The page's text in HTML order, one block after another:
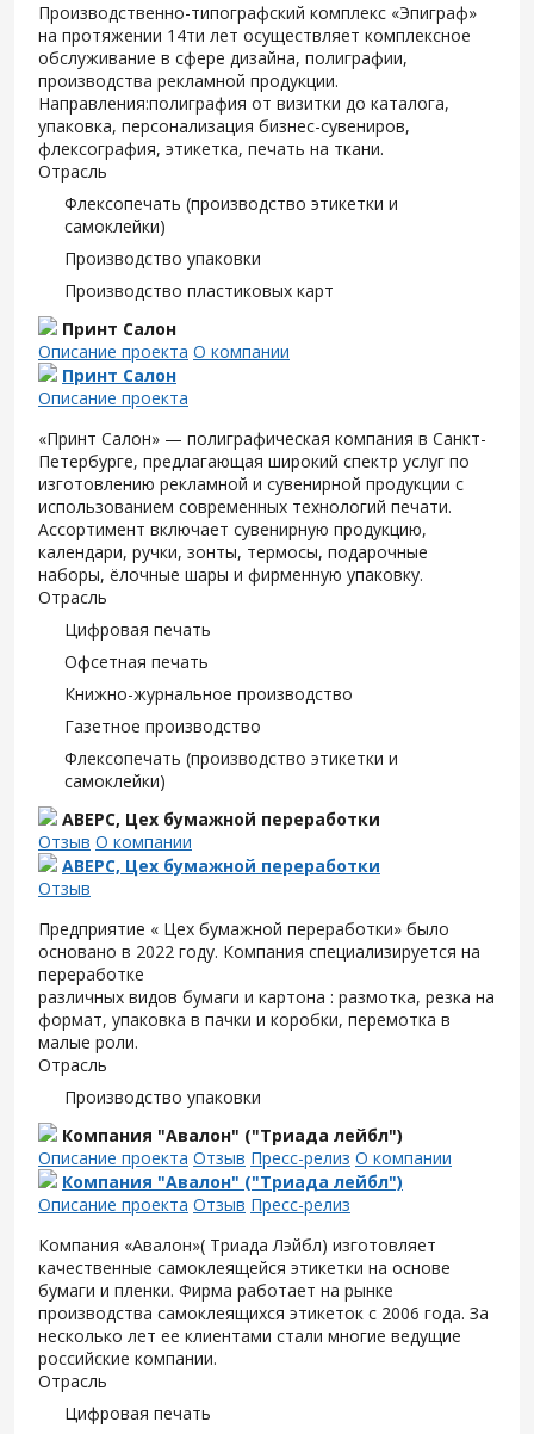
Производственно-типографский комплекс «Эпиграф»
на протяжении 14ти лет осуществляет комплексное
обслуживание в сфере дизайна, полиграфии,
производства рекламной продукции.
Направления:полиграфия от визитки до каталога,
упаковка, персонализация бизнес-сувениров,
флексография, этикетка, печать на ткани.
Отрасль
Флексопечать (производство этикетки и
самоклейки)
Производство упаковки
Производство пластиковых карт
Принт Салон
Описание проекта О компании
Принт Салон
Описание проекта
«Принт Салон» — полиграфическая компания в Санкт-
Петербурге, предлагающая широкий спектр услуг по
изготовлению рекламной и сувенирной продукции с
использованием современных технологий печати.
Ассортимент включает сувенирную продукцию,
календари, ручки, зонты, термосы, подарочные
наборы, ёлочные шары и фирменную упаковку.
Отрасль
Цифровая печать
Офсетная печать
Книжно-журнальное производство
Газетное производство
Флексопечать (производство этикетки и
самоклейки)
АВЕРС, Цех бумажной переработки
Отзыв О компании
АВЕРС, Цех бумажной переработки
Отзыв
Предприятие « Цех бумажной переработки» было
основано в 2022 году. Компания специализируется на
переработке
различных видов бумаги и картона : размотка, резка на
формат, упаковка в пачки и коробки, перемотка в
малые роли.
Отрасль
Производство упаковки
Компания "Авалон" ("Триада лейбл")
Описание проекта Отзыв Пресс-релиз О компании
Компания "Авалон" ("Триада лейбл")
Описание проекта Отзыв Пресс-релиз
Компания «Авалон»( Триада Лэйбл) изготовляет
качественные самоклеящейся этикетки на основе
бумаги и пленки. Фирма работает на рынке
производства самоклеящихся этикеток с 2006 года. За
несколько лет ее клиентами стали многие ведущие
российские компании.
Отрасль
Цифровая печать